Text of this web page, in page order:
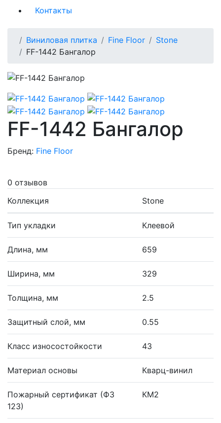
Контакты
Виниловая плитка Fine Floor
Stone
FF-1442 Бангалор
FF-1442 Бангалор
Бренд: Fine Floor
0 отзывов
Коллекция
Stone
Тип укладки Клеевой
Длина, мм 659
Ширина, мм 329
Толщина, мм 2.5
Защитный слой, мм 0.55
Класс износостойкости 43
Материал основы Кварц-винил
Пожарный сертификат (ФЗ
123)
КМ2